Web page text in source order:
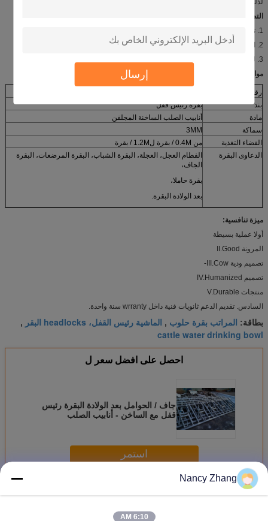
إرسال
لذلك يمكن أن تقلل من كثافة اليد العاملة، وتحسين كفاءة العمل.
التطبيقات:
1. تستخدم لقفل بقرة حلوب والماشية.
2. المستخدمة في مزرعة الألبان.
3. لبقرة المرضعات، البقرة الجاف، البقرة الحوامل، بعد الولادة البقرة.
مواصفات:
رقم الموديل
بند
بقرة رئيس قفل
مادة
أنابيب الصلب الساخنة المجلفن
سماكة
3MM
الفضاء التغذية
من 0.4M / بقرة ل1.2M / بقرة
الدعاوى البقرة
الفطام العجل، العجلة، البقرة الشباب، البقرة المرضعات، البقرة
الجاف،
بقرة حاملا،
بعد الولادة البقرة.
ميزة تنافسية:
أولا عملية بسيطة
المرونة II.Good
تصميم ودية III.Cow-
تصميم IV.Humanized
منتجات V.Durable
السادس. تقديم الدعم ثانويات فنية داخل wrranty سنة واحدة.
بطاقة: المراتب بقرة حلوب , الماشية رئيس القفل، headlocks البقر ,
cattle water drinking bowl
احصل على افضل سعر ل
جاف / الحوامل بعد الولادة البقرة رئيس
قفل مع الساخن - أنابيب الصلب
استمر
أكثرمعدات مزرعة البقر
Nancy Zhang
6:10 AM